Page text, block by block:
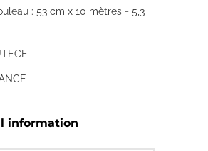
: 53 cm x 10 mètres = 5,3
information